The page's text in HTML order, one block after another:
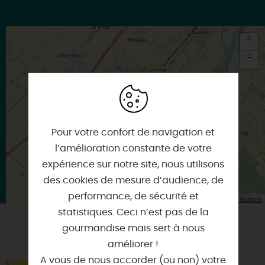
Itinéraire vers
BEAUGENCY
+
-
Leaflet| Map data ©OpenStreetMap contributors
VOUS AIMEREZ AUSSI
Pour votre confort de navigation et
l’amélioration constante de votre
expérience sur notre site, nous utilisons
des cookies de mesure d’audience, de
performance, de sécurité et
statistiques. Ceci n’est pas de la
gourmandise mais sert à nous
améliorer !
A vous de nous accorder (ou non) votre